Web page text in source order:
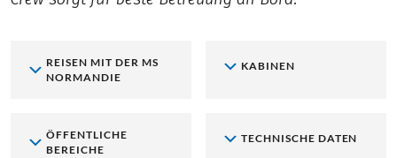
REISEN MIT DER MS
NORMANDIE
KABINEN
ÖFFENTLICHE
BEREICHE
TECHNISCHE DATEN